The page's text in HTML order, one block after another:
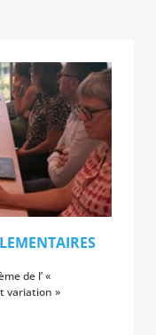
de l’ «
variation »